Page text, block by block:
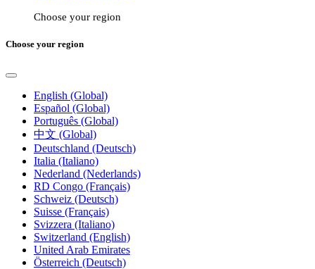
Choose your region
Choose your region
English (Global)
Español (Global)
Português (Global)
中文 (Global)
Deutschland (Deutsch)
Italia (Italiano)
Nederland (Nederlands)
RD Congo (Français)
Schweiz (Deutsch)
Suisse (Français)
Svizzera (Italiano)
Switzerland (English)
United Arab Emirates
Österreich (Deutsch)